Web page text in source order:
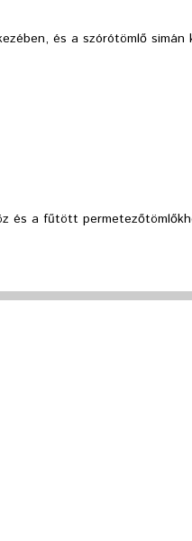
és a szórótömlő simán
és a fűtött